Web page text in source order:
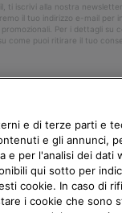
ti iscrivi alla nostra
il tuo indirizzo e-mail per
Per i dettagli su
come puoi ritirare il tuo
e di terze parti e
e gli annunci,
e per l'analisi dei dati
qui sotto per
cookie. In caso di
i cookie che sono